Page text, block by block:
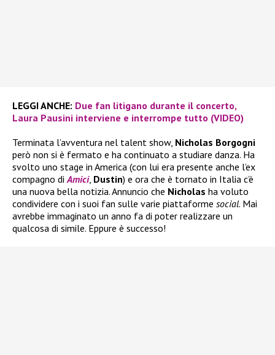
LEGGI ANCHE: Due fan litigano durante il concerto,
Laura Pausini interviene e interrompe tutto (VIDEO)
Terminata l’avventura nel talent show, Nicholas Borgogni
però non si è fermato e ha continuato a studiare danza. Ha
svolto uno stage in America (con lui era presente anche l’ex
compagno diAmici, Dustin) e ora che è tornato in Italia c’è
una nuova bella notizia. Annuncio che Nicholas ha voluto
condividere con i suoi fan sulle varie piattaforme social. Mai
avrebbe immaginato un anno fa di poter realizzare un
qualcosa di simile. Eppure è successo!